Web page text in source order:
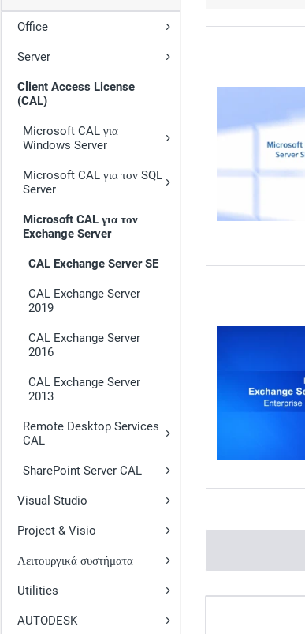
Office
Server
Client Access License
(CAL)
Microsoft CAL για
Windows Server
Microsoft CAL για τον SQL
Server
Microsoft CAL για τον
Exchange Server
CAL Exchange Server SE
CAL Exchange Server
2019
CAL Exchange Server
2016
CAL Exchange Server
2013
Remote Desktop Services
CAL
SharePoint Server CAL
Visual Studio
Project & Visio
Λειτουργικά συστήματα
Utilities
AUTODESK